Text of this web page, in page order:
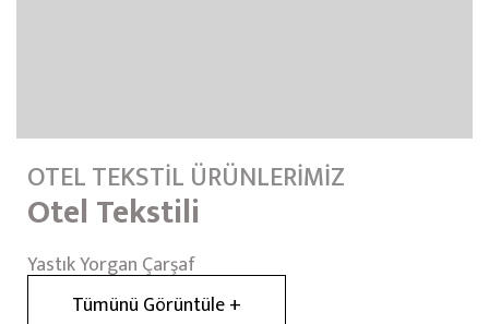
OTEL TEKSTİL ÜRÜNLERİMİZ
Otel Tekstili
Yastık Yorgan Çarşaf
Tümünü Görüntüle +